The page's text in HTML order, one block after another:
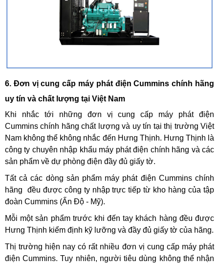
6. Đơn vị cung cấp máy phát điện Cummins chính hãng
uy tín và chất lượng tại Việt Nam
Khi nhắc tới những đơn vị cung cấp máy phát điện
Cummins chính hãng chất lượng và uy tín tại thị trường Việt
Nam không thể không nhắc đến Hưng Thịnh. Hưng Thịnh là
công ty chuyên nhập khẩu máy phát điện chính hãng và các
sản phẩm về dự phòng điện đầy đủ giấy tờ.
Tất cả các dòng sản phẩm máy phát điện Cummins chính
hãng đều được công ty nhập trực tiếp từ kho hàng của tập
đoàn Cummins (Ấn Độ - Mỹ).
Mỗi một sản phẩm trước khi đến tay khách hàng đều được
Hưng Thịnh kiểm định kỹ lưỡng và đầy đủ giấy tờ của hãng.
Thị trường hiện nay có rất nhiều đơn vị cung cấp máy phát
điện Cummins. Tuy nhiên, người tiêu dùng không thể nhận